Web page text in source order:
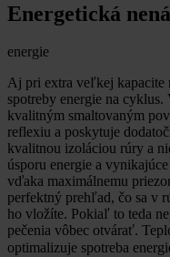
Energetická
energie
Aj pri extra veľkej kapacite
spotreby energie na
kvalitným smaltovaným
reflexiu a poskytuje
kvalitnou izoláciou rúry a
úsporu energie a
vďaka maximálnemu
perfektný prehľad, čo sa v
ho vložíte. Pokiaľ to teda
pečenia vôbec otvárať.
optimalizuje spotreba